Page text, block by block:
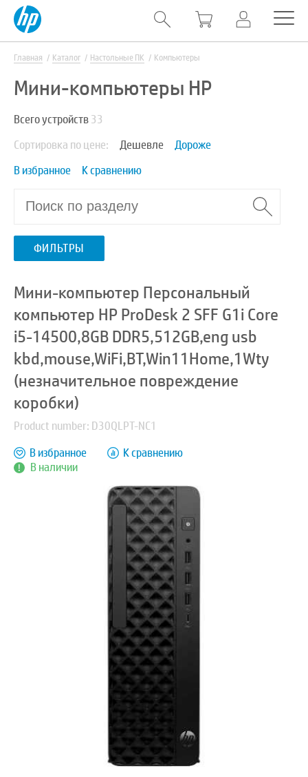
Главная Каталог Настольные ПК Компьютеры
Мини-компьютеры HP
Всего устройств33
Сортировка по цене:
Дешевле
Дороже
В избранное
К сравнению
ФИЛЬТРЫ
Мини-компьютер Персональный
компьютер HP ProDesk 2 SFF G1i Core
i5-14500,8GB DDR5,512GB,eng usb
kbd,mouse,WiFi,BT,Win11Home,1Wty
(незначительное повреждение
коробки)
Product number: D30QLPT-NC1
В наличии
В избранное К сравнению